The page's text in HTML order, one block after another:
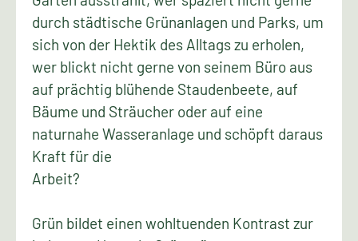
durch städtische Grünanlagen und Parks, um
sich von der Hektik des Alltags zu erholen,
wer blickt nicht gerne von seinem Büro aus
auf prächtig blühende Staudenbeete, auf
Bäume und Sträucher oder auf eine
naturnahe Wasseranlage und schöpft daraus
Kraft für die
Arbeit?
Grün bildet einen wohltuenden Kontrast zur